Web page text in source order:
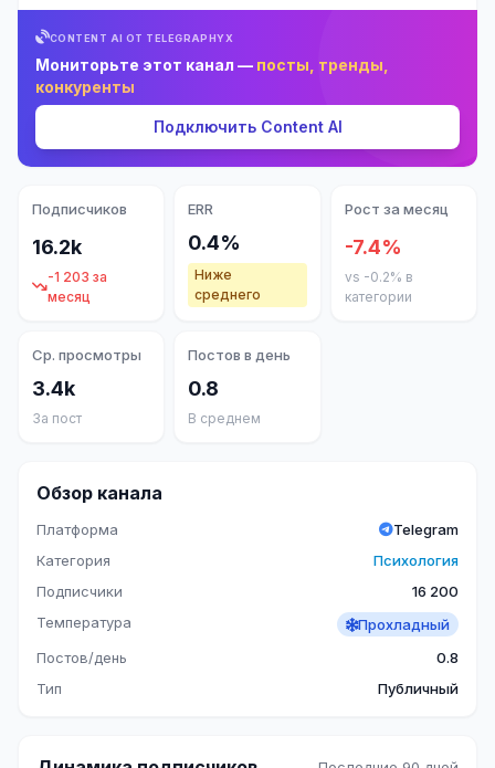
CONTENT AI ОТ TELEGRAPHYX
Мониторьте этот канал — посты, тренды,
конкуренты
Подключить Content AI
Подписчиков
16.2k
-1 203 за
месяц
ERR
0.4%
Ниже
среднего
Рост за месяц
-7.4%
vs -0.2% в
категории
Ср. просмотры
3.4k
За пост
Постов в день
0.8
В среднем
Обзор канала
Платформа
Telegram
Категория
Психология
Подписчики
16 200
Температура
Прохладный
Постов/день
0.8
Тип
Публичный